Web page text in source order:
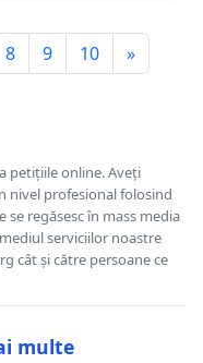
8 9 10 »
petițiile online. Aveți
nivel profesional folosind
regăsesc în mass media
serviciilor noastre
cât și către persoane ce
multe